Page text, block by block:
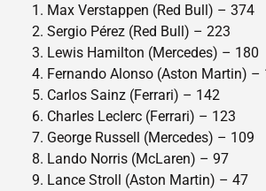
Max Verstappen (Red Bull) – 374
Sergio Pérez (Red Bull) – 223
Lewis Hamilton (Mercedes) – 180
Fernando Alonso (Aston Martin) –
Carlos Sainz (Ferrari) – 142
Charles Leclerc (Ferrari) – 123
George Russell (Mercedes) – 109
Lando Norris (McLaren) – 97
Lance Stroll (Aston Martin) – 47